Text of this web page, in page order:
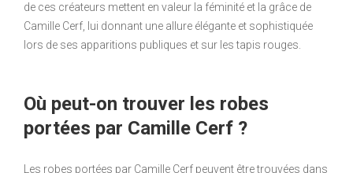
de ces créateurs mettent en valeur la féminité et la grâce de
Camille Cerf, lui donnant une allure élégante et sophistiquée
lors de ses apparitions publiques et sur les tapis rouges.
Où peut-on trouver les robes
portées par Camille Cerf ?
Les robes portées par Camille Cerf peuvent être trouvées dans